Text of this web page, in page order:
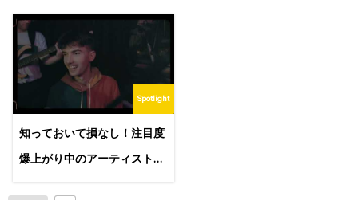
Spotlight
知っておいて損なし！注目度
爆上がり中のアーティスト